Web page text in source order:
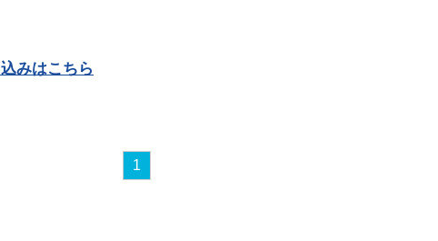
みはこちら
1